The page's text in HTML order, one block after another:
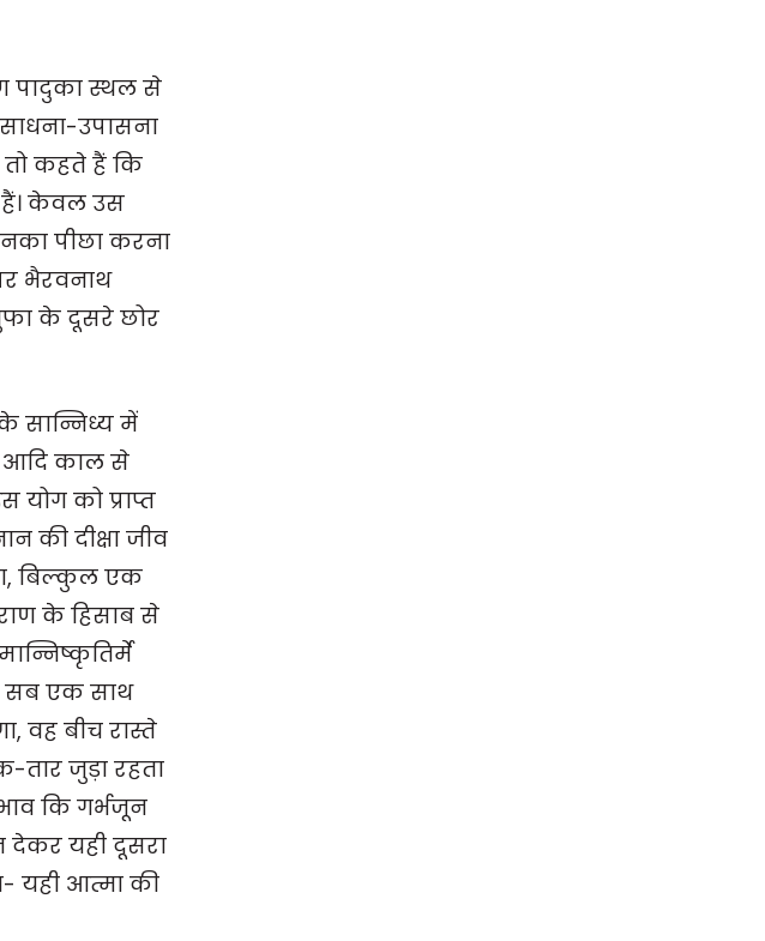
पादुका स्थल से
उपासना
तो कहते हैं कि
हैं। केवल उस
पीछा करना
भैरवनाथ
के दूसरे छोर
सान्निध्य में
आदि काल से
को प्राप्त
की दीक्षा जीव
बिल्कुल एक
के हिसाब से
सब एक साथ
वह बीच रास्ते
तार जुड़ा रहता
कि गर्भजून
देकर यही दूसरा
यही आत्मा की